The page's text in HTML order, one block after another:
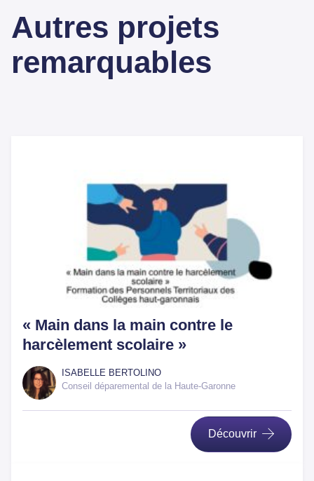
Autres projets
remarquables
« Main dans la main contre le
harcèlement scolaire »
ISABELLE BERTOLINO
Conseil déparemental de la Haute-Garonne
Découvrir